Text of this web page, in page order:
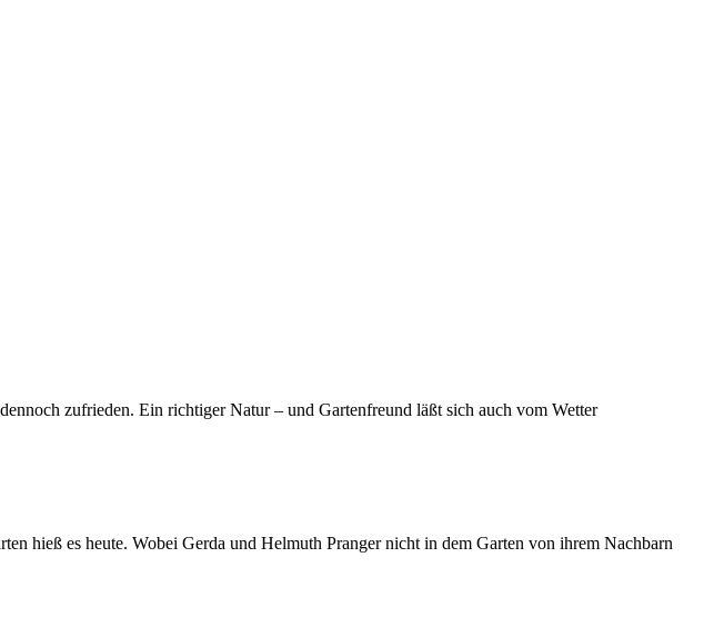
zufrieden. Ein richtiger Natur – und Gartenfreund läßt sich auch vom Wetter
hieß es heute. Wobei Gerda und Helmuth Pranger nicht in dem Garten von ihrem Nachbarn